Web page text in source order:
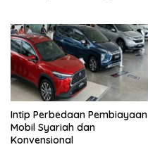
Intip Perbedaan Pembiayaan
Mobil Syariah dan
Konvensional